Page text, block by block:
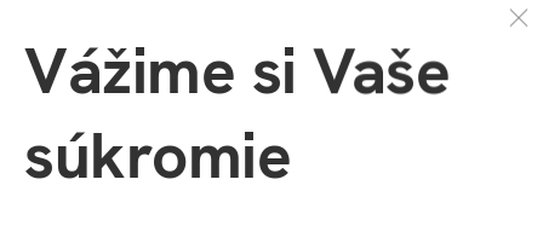
EAN 5902230772656
Katalógové číslo
Vážime si Vaše
súkromie